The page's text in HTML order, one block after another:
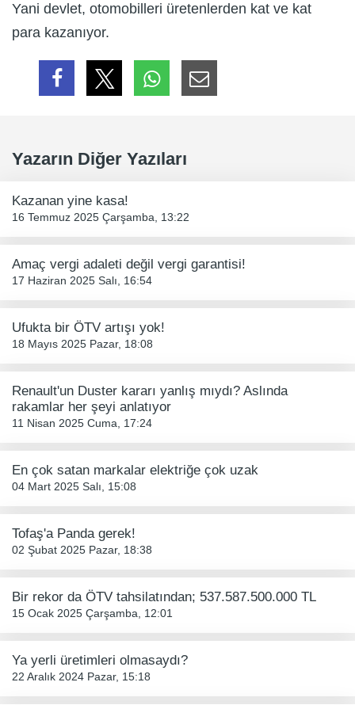
Yani devlet, otomobilleri üretenlerden kat ve kat
para kazanıyor.
Yazarın Diğer Yazıları
Kazanan yine kasa!
16 Temmuz 2025 Çarşamba, 13:22
Amaç vergi adaleti değil vergi garantisi!
17 Haziran 2025 Salı, 16:54
Ufukta bir ÖTV artışı yok!
18 Mayıs 2025 Pazar, 18:08
Renault'un Duster kararı yanlış mıydı? Aslında
rakamlar her şeyi anlatıyor
11 Nisan 2025 Cuma, 17:24
En çok satan markalar elektriğe çok uzak
04 Mart 2025 Salı, 15:08
Tofaş'a Panda gerek!
02 Şubat 2025 Pazar, 18:38
Bir rekor da ÖTV tahsilatından; 537.587.500.000 TL
15 Ocak 2025 Çarşamba, 12:01
Ya yerli üretimleri olmasaydı?
22 Aralık 2024 Pazar, 15:18